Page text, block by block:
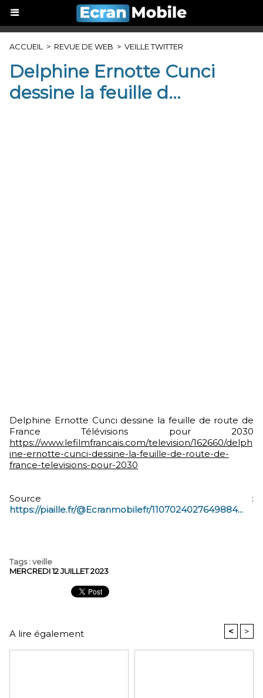
ACCUEIL > REVUE DE WEB > VEILLE TWITTER
Delphine Ernotte Cunci
dessine la feuille d...
Delphine Ernotte Cunci dessine la feuille de route de
France Télévisions pour 2030
https://www.lefilmfrancais.com/television/162660/delph
ine-ernotte-cunci-dessine-la-feuille-de-route-de-
france-televisions-pour-2030
Source :
https://piaille.fr/@Ecranmobilefr/1107024027649884...
Tags:veille
MERCREDI 12 JUILLET 2023
A lire également < >